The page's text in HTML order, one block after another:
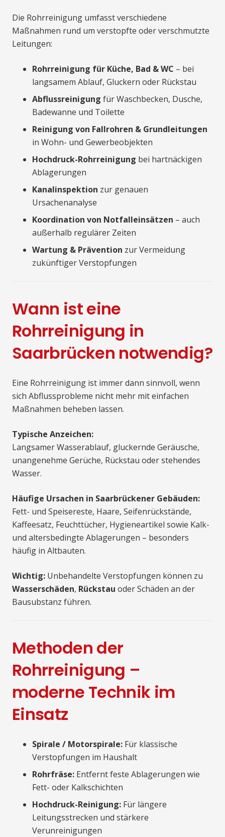
Die Rohrreinigung umfasst verschiedene
Maßnahmen rund um verstopfte oder verschmutzte
Leitungen:
Rohrreinigung für Küche, Bad & WC – bei
langsamem Ablauf, Gluckern oder Rückstau
Abflussreinigung für Waschbecken, Dusche,
Badewanne und Toilette
Reinigung von Fallrohren & Grundleitungen
in Wohn- und Gewerbeobjekten
Hochdruck-Rohrreinigung bei hartnäckigen
Ablagerungen
Kanalinspektion zur genauen
Ursachenanalyse
Koordination von Notfalleinsätzen – auch
außerhalb regulärer Zeiten
Wartung & Prävention zur Vermeidung
zukünftiger Verstopfungen
Wann ist eine
Rohrreinigung in
Saarbrücken notwendig?
Eine Rohrreinigung ist immer dann sinnvoll, wenn
sich Abflussprobleme nicht mehr mit einfachen
Maßnahmen beheben lassen.
Typische Anzeichen:
Langsamer Wasserablauf, gluckernde Geräusche,
unangenehme Gerüche, Rückstau oder stehendes
Wasser.
Häufige Ursachen in Saarbrückener Gebäuden:
Fett- und Speisereste, Haare, Seifenrückstände,
Kaffeesatz, Feuchttücher, Hygieneartikel sowie Kalk-
und altersbedingte Ablagerungen – besonders
häufig in Altbauten.
Wichtig: Unbehandelte Verstopfungen können zu
Wasserschäden, Rückstau oder Schäden an der
Bausubstanz führen.
Methoden der
Rohrreinigung –
moderne Technik im
Einsatz
Spirale / Motorspirale: Für klassische
Verstopfungen im Haushalt
Rohrfräse: Entfernt feste Ablagerungen wie
Fett- oder Kalkschichten
Hochdruck-Reinigung: Für längere
Leitungsstrecken und stärkere
Verunreinigungen